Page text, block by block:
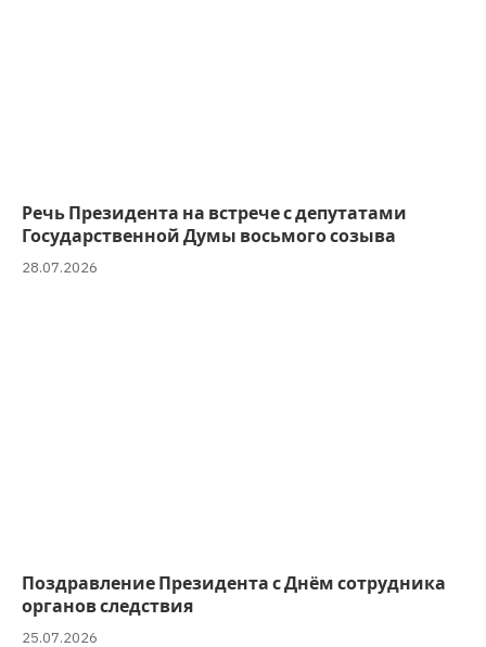
Речь Президента на встрече с депутатами
Государственной Думы восьмого созыва
28.07.2026
Поздравление Президента с Днём сотрудника
органов следствия
25.07.2026